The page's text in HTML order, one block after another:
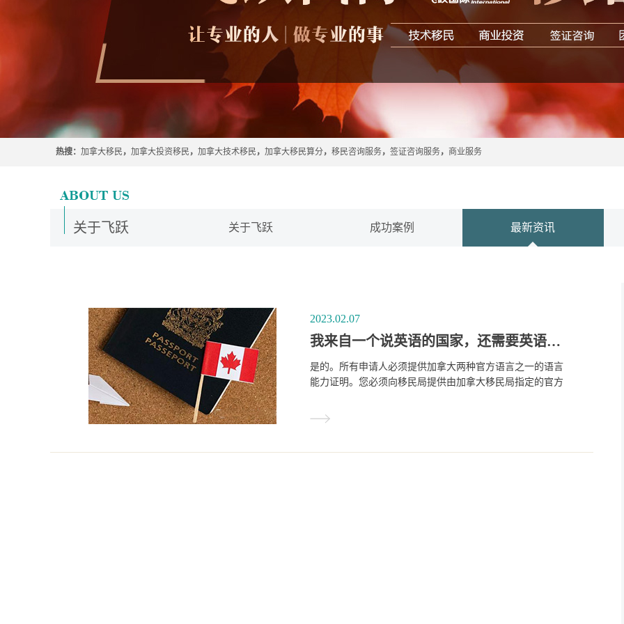
热搜： 加拿大移民 ， 加拿大投资移民 ， 加拿大技术移民 ， 加拿大移民算分， 移民咨询服务， 签证咨询服务， 商业服务
关于飞跃 关于飞跃 成功案例 最新资讯
2023.02.07
我来自一个说英语的国家，还需要英语测试去申请加拿大经验类移民吗？
是的。所有申请人必须提供加拿大两种官方语言之一的语言
能力证明。您必须向移民局提供由加拿大移民局指定的官方